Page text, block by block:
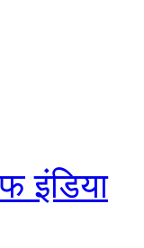
इंडिया